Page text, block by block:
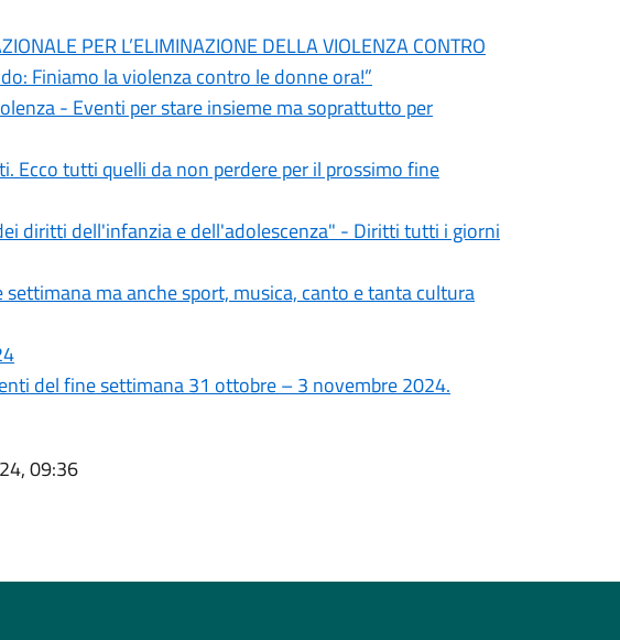
PER L’ELIMINAZIONE DELLA VIOLENZA CONTRO
Finiamo la violenza contro le donne ora!”
- Eventi per stare insieme ma soprattutto per
Ecco tutti quelli da non perdere per il prossimo fine
diritti dell'infanzia e dell'adolescenza" - Diritti tutti i giorni
ma anche sport, musica, canto e tanta cultura
del fine settimana 31 ottobre – 3 novembre 2024.
09:36